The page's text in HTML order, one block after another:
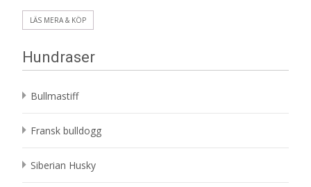
LÄS MERA & KÖP
Hundraser
Bullmastiff
Fransk bulldogg
Siberian Husky